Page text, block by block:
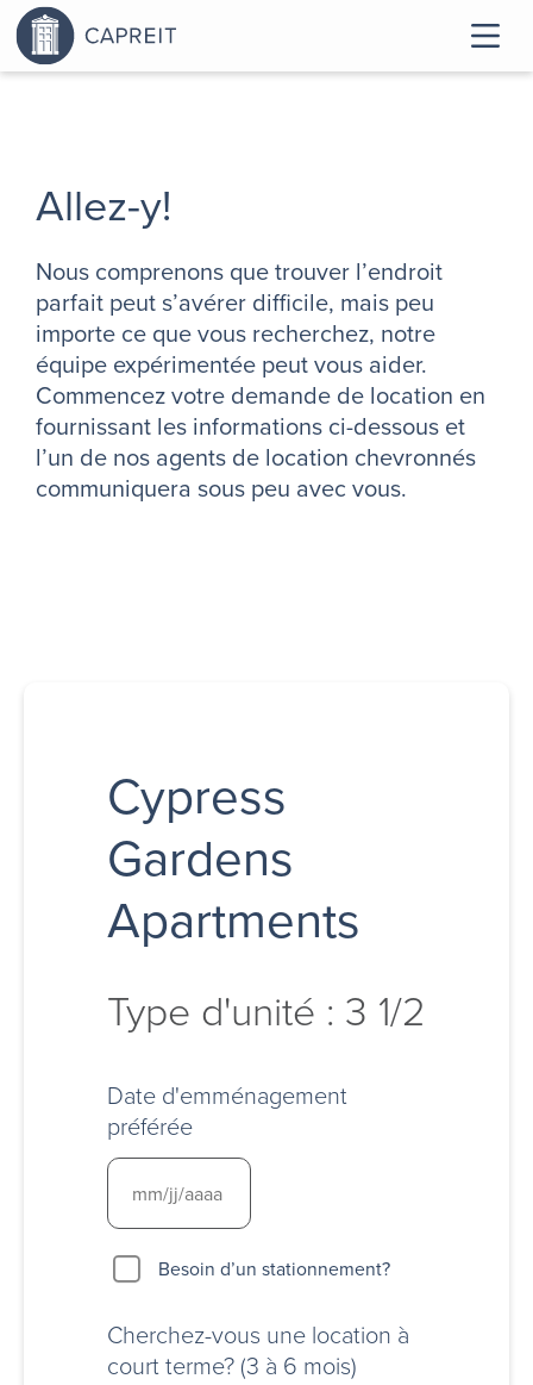
Allez-y!
Nous comprenons que trouver l’endroit
parfait peut s’avérer difficile, mais peu
importe ce que vous recherchez, notre
équipe expérimentée peut vous aider.
Commencez votre demande de location en
fournissant les informations ci-dessous et
l’un de nos agents de location chevronnés
communiquera sous peu avec vous.
Cypress
Gardens
Apartments
Type d'unité : 3 1/2
Date d'emménagement
préférée
Besoin
stationnement?
Besoin d’un stationnement?
Cherchez-vous une location à
court terme? (3 à 6 mois)